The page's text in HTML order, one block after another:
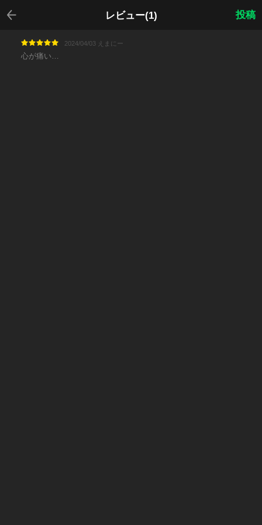
レビュー(1)
戻る
投稿
2024/04/03 えまにー
心が痛い…